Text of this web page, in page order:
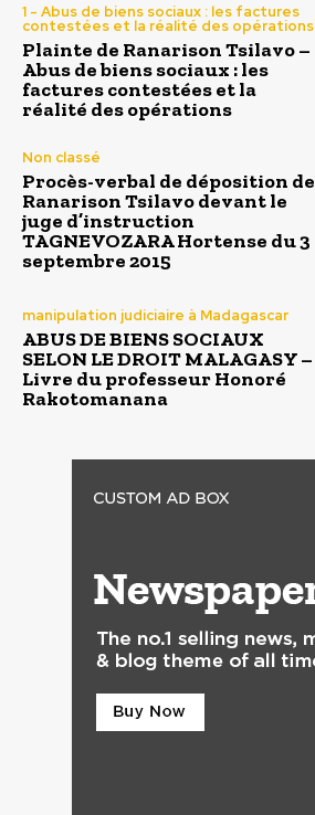
1 - Abus de biens sociaux : les factures
contestées et la réalité des opérations
Plainte de Ranarison Tsilavo –
Abus de biens sociaux : les
factures contestées et la
réalité des opérations
Non classé
Procès-verbal de déposition de
Ranarison Tsilavo devant le
juge d’instruction
TAGNEVOZARA Hortense du 3
septembre 2015
manipulation judiciaire à Madagascar
ABUS DE BIENS SOCIAUX
SELON LE DROIT MALAGASY –
Livre du professeur Honoré
Rakotomanana